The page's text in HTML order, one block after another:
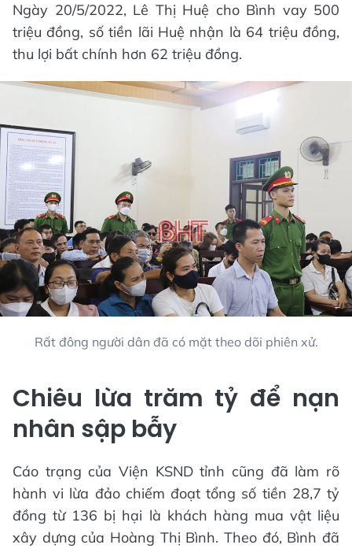
Ngày 20/5/2022, Lê Thị Huệ cho Bình vay 500
triệu đồng, số tiền lãi Huệ nhận là 64 triệu đồng,
thu lợi bất chính hơn 62 triệu đồng.
Rất đông người dân đã có mặt theo dõi phiên xử.
Chiêu lừa trăm tỷ để nạn
nhân sập bẫy
Cáo trạng của Viện KSND tỉnh cũng đã làm rõ
hành vi lừa đảo chiếm đoạt tổng số tiền 28,7 tỷ
đồng từ 136 bị hại là khách hàng mua vật liệu
xây dựng của Hoàng Thị Bình. Theo đó, Bình đã